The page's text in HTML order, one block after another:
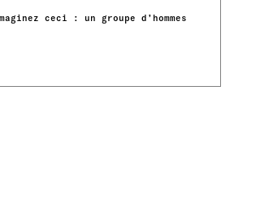
ceci : un groupe d’hommes